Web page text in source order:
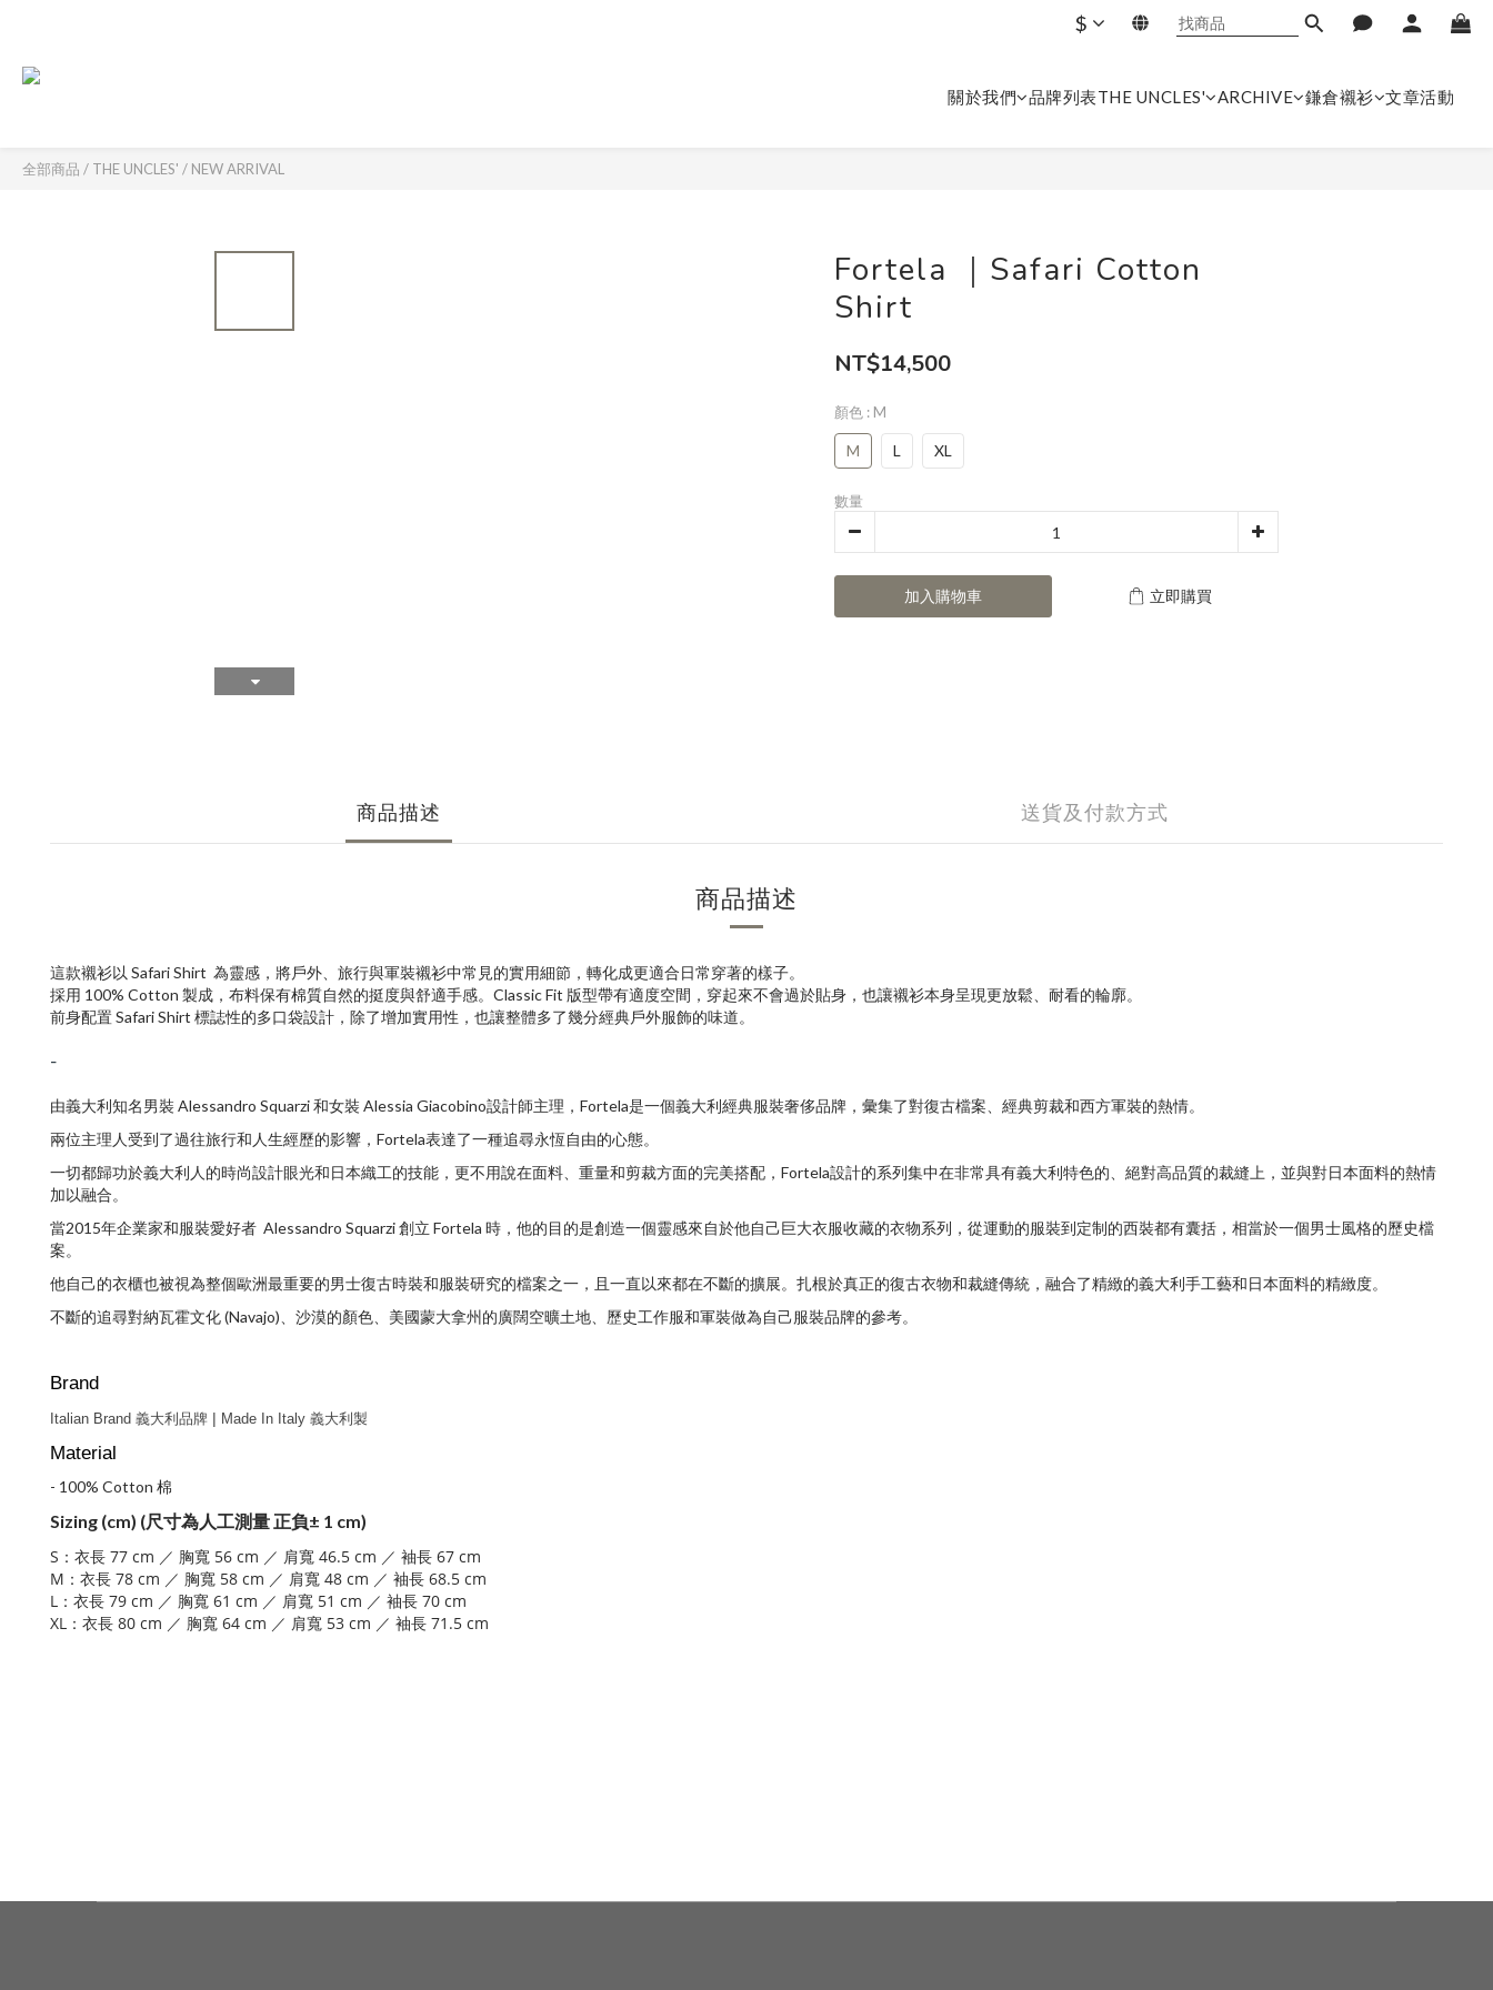
$
關於我們 品牌列表THE UNCLES' ARCHIVE 鎌倉襯衫 文章活動
全部商品 / THE UNCLES' / NEW ARRIVAL
Fortela ｜Safari Cotton
Shirt
NT$14,500
顏色 : M
M L XL
數量
加入購物車 立即購買
商品描述 送貨及付款方式
商品描述
這款襯衫以 Safari Shirt 為靈感，將戶外、旅行與軍裝襯衫中常見的實用細節，轉化成更適合日常穿著的樣子。
採用 100% Cotton 製成，布料保有棉質自然的挺度與舒適手感。Classic Fit 版型帶有適度空間，穿起來不會過於貼身，也讓襯衫本身呈現更放鬆、耐看的輪廓。
前身配置 Safari Shirt 標誌性的多口袋設計，除了增加實用性，也讓整體多了幾分經典戶外服飾的味道。
-
由義大利知名男裝Alessandro Squarzi和女裝Alessia Giacobino設計師主理， Fortela是一個義大利經典服裝奢侈品牌，彙集了對復古檔案、經典剪裁和西方軍裝的熱情。
兩位主理人受到了過往旅行和人生經歷的影響， Fortela表達了一種追尋永恆自由的心態。
一切都歸功於義大利人的時尚設計眼光和日本織工的技能，更不用說在面料、重量和剪裁方面的完美搭配， Fortela設計的系列集中在非常具有義大利特色的、絕對高品質的裁縫上，並與對日本面料的熱情
加以融合。
當2015年企業家和服裝愛好者 Alessandro Squarzi創立 Fortela 時，他的目的是創造一個靈感來自於他自己巨大衣服收藏的衣物系列， 從運動的服裝到定制的西裝都有囊括， 相當於一個男士風格的歷史檔
案。
他自己的衣櫃也被視為整個歐洲最重要的男士復古時裝和服裝研究的檔案之一，且一直以來都在不斷的擴展。扎根於真正的復古衣物和裁縫傳統，融合了精緻的義大利手工藝和日本面料的精緻度。
不斷的追尋對納瓦霍文化 (Navajo)、沙漠的顏色、美國蒙大拿州的廣闊空曠土地、歷史工作服和軍裝做為自己服裝品牌的參考。
Brand
Italian Brand 義大利品牌 | Made In Italy 義大利 製
Material
- 100% Cotton 棉
Sizing (cm) (尺寸為人工測量 正負± 1 cm)
S：衣長 77 cm ／ 胸寬 56 cm ／ 肩寬 46.5 cm ／ 袖長 67 cm
M：衣長 78 cm ／ 胸寬 58 cm ／ 肩寬 48 cm ／ 袖長 68.5 cm
L：衣長 79 cm ／ 胸寬 61 cm ／ 肩寬 51 cm ／ 袖長 70 cm
XL ：衣長 80 cm ／ 胸寬 64 cm ／ 肩寬 53 cm ／ 袖長 71.5 cm